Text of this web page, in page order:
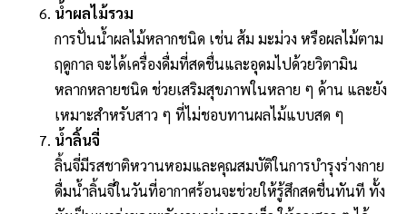
น้ำผลไม้รวม
การปั่นน้ำผลไม้หลากชนิด เช่น ส้ม มะม่วง หรือผลไม้ตาม
ฤดูกาล จะได้เครื่องดื่มที่สดชื่นและอุดมไปด้วยวิตามิน
หลากหลายชนิด ช่วยเสริมสุขภาพในหลาย ๆ ด้าน และยัง
เหมาะสำหรับสาว ๆ ที่ไม่ชอบทานผลไม้แบบสด ๆ
น้ำลิ้นจี่
ลิ้นจี่มีรสชาติหวานหอมและคุณสมบัติในการบำรุงร่างกาย
ดื่มน้ำลิ้นจี่ในวันที่อากาศร้อนจะช่วยให้รู้สึกสดชื่นทันที ทั้ง